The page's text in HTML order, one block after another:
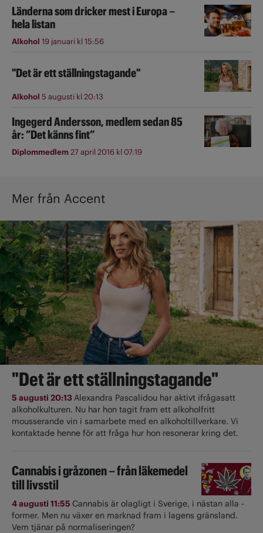
Länderna som dricker mest i Europa –
hela listan
Alkohol 19 januari kl 15:56
"Det är ett ställningstagande"
Alkohol 5 augusti kl 20:13
Ingegerd Andersson, medlem sedan 85
år: ”Det känns fint”
Diplommedlem27 april 2016 kl 07:19
Mer från Accent
"Det är ett ställningstagande"
5 augusti 20:13Alexandra Pascalidou har aktivt ifrågasatt
alkoholkulturen. Nu har hon tagit fram ett alkoholfritt
mousserande vin i samarbete med en alkoholtillverkare. Vi
kontaktade henne för att fråga hur hon resonerar kring det.
Cannabis i gråzonen – från läkemedel
till livsstil
4 augusti 11:55 Cannabis är olagligt i ­Sverige, i nästan alla ­
former. Men nu växer en marknad fram i lagens gränsland.
Vem tjänar på normaliseringen?